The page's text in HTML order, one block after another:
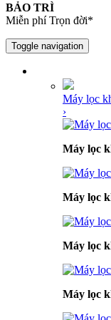
BẢO TRÌ
Miễn phí Trọn đời*
Toggle navigation
Máy lọc
›
Máy lọc
Máy lọc
Máy lọc
Máy lọc